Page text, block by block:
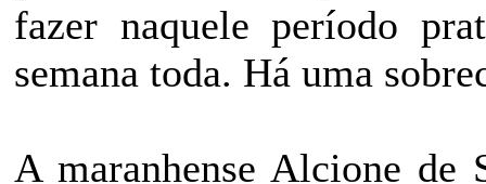
fazer naquele período
semana toda. Há uma
A maranhense Alcione de